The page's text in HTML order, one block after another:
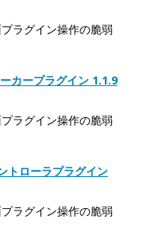
ラグイン操作の脆弱
カープラグイン 1.1.9
ラグイン操作の脆弱
トローラプラグイン
ラグイン操作の脆弱